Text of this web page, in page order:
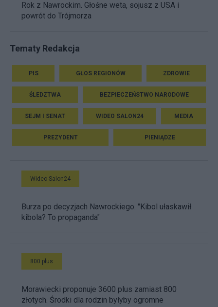
Rok z Nawrockim. Głośne weta, sojusz z USA i
powrót do Trójmorza
Tematy Redakcja
PIS GŁOS REGIONÓW ZDROWIE
ŚLEDZTWA BEZPIECZEŃSTWO NARODOWE
SEJM I SENAT WIDEO SALON24 MEDIA
PREZYDENT PIENIĄDZE
Wideo Salon24
Burza po decyzjach Nawrockiego. "Kibol ułaskawił
kibola? To propaganda"
800 plus
Morawiecki proponuje 3600 plus zamiast 800
złotych. Środki dla rodzin byłyby ogromne